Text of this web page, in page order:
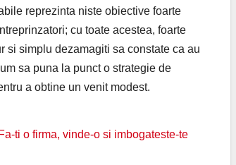
reprezinta niste obiective foarte
cu toate acestea, foarte
si simplu dezamagiti sa constate ca au
sa puna la punct o strategie de
a obtine un venit modest.